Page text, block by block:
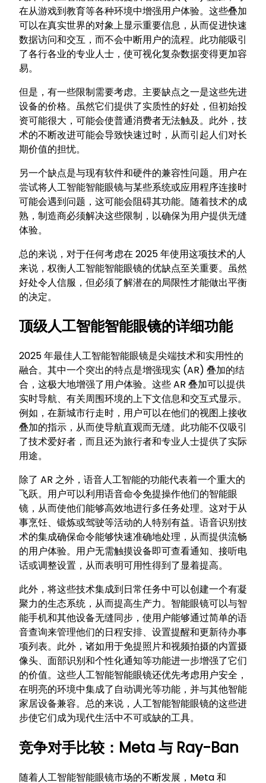
在从游戏到教育等各种环境中增强用户体验。这些叠加
可以在真实世界的对象上显示重要信息，从而促进快速
数据访问和交互，而不会中断用户的流程。此功能吸引
了各行各业的专业人士，使可视化复杂数据变得更加容
易。
但是，有一些限制需要考虑。主要缺点之一是这些先进
设备的价格。虽然它们提供了实质性的好处，但初始投
资可能很大，可能会使普通消费者无法触及。此外，技
术的不断改进可能会导致快速过时，从而引起人们对长
期价值的担忧。
另一个缺点是与现有软件和硬件的兼容性问题。用户在
尝试将人工智能智能眼镜与某些系统或应用程序连接时
可能会遇到问题，这可能会阻碍其功能。随着技术的成
熟，制造商必须解决这些限制，以确保为用户提供无缝
体验。
总的来说，对于任何考虑在 2025 年使用这项技术的人
来说，权衡人工智能智能眼镜的优缺点至关重要。虽然
好处令人信服，但必须了解潜在的局限性才能做出平衡
的决定。
顶级人工智能智能眼镜的详细功能
2025 年最佳人工智能智能眼镜是尖端技术和实用性的
融合。其中一个突出的特点是增强现实 (AR) 叠加的结
合，这极大地增强了用户体验。这些 AR 叠加可以提供
实时导航、有关周围环境的上下文信息和交互式显示。
例如，在新城市行走时，用户可以在他们的视图上接收
叠加的指示，从而使导航直观而无缝。此功能不仅吸引
了技术爱好者，而且还为旅行者和专业人士提供了实际
用途。
除了 AR 之外，语音人工智能的功能代表着一个重大的
飞跃。用户可以利用语音命令免提操作他们的智能眼
镜，从而使他们能够高效地进行多任务处理。这对于从
事烹饪、锻炼或驾驶等活动的人特别有益。语音识别技
术的集成确保命令能够快速准确地处理，从而提供流畅
的用户体验。用户无需触摸设备即可查看通知、接听电
话或调整设置，从而表明可用性得到了显着提高。
此外，将这些技术集成到日常任务中可以创建一个有凝
聚力的生态系统，从而提高生产力。智能眼镜可以与智
能手机和其他设备无缝同步，使用户能够通过简单的语
音查询来管理他们的日程安排、设置提醒和更新待办事
项列表。此外，诸如用于免提照片和视频拍摄的内置摄
像头、面部识别和个性化通知等功能进一步增强了它们
的价值。这些人工智能智能眼镜还优先考虑用户安全，
在明亮的环境中集成了自动调光等功能，并与其他智能
家居设备兼容。总的来说，人工智能智能眼镜的这些进
步使它们成为现代生活中不可或缺的工具。
竞争对手比较：Meta 与 Ray-Ban
随着人工智能智能眼镜市场的不断发展，Meta 和